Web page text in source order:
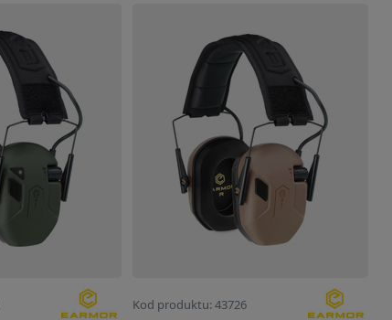
Kod produktu: 43726